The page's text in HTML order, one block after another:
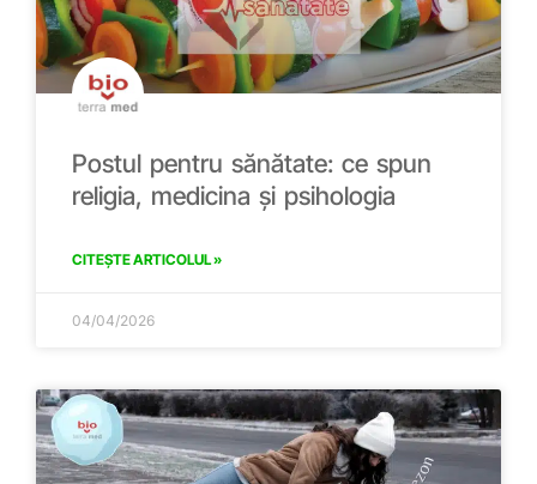
Postul pentru sănătate: ce spun
religia, medicina și psihologia
CITEȘTE ARTICOLUL »
04/04/2026